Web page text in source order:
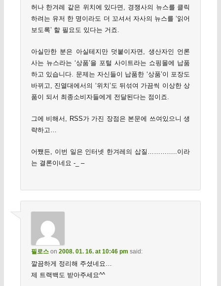
허나 한겨레 같은 위치에 있다면, 경쟁사의 뉴스를 클릭
하려는 유저 한 명이라도 더 꼬셔서 자사의 뉴스를 ‘읽어
보도록’ 할 필요도 있다는 거죠.
아실만한 분은 아실테지만 덧붙이자면, 생산자인 언론
사는 뉴스라는 ‘상품’을 포털 사이트라는 쇼핑몰에 납품
하고 있습니다. 문제는 자신들이 납품한 ‘상품’이 포장도
바뀌고, 진열대에서의 ‘위치’도 뒤섞여 가끔씩 이상한 상
품이 되서 최종소비자들에게 전달된다는 점이죠.
그에 비해서, RSS가 가진 장점은 본문에 쓰여있으니 생
략하고…
어쨌든, 이번 일은 인터넷 한겨레의 삽질…………..이라
는 결론이네요 -_ –
필로스on 2008. 01. 16. at 10:46 pm said:
깔끔하게 정리해 주셨네요…
제 트랙백도 받아주세요^^